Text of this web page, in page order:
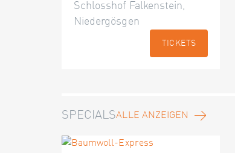
Schlosshof Falkenstein,
Niedergösgen
TICKETS
SPECIALSALLE ANZEIGEN